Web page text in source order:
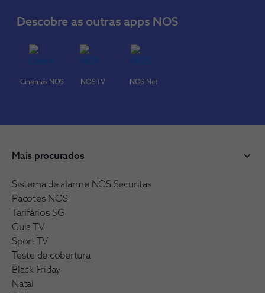
Descobre as outras apps NOS
Cinemas NOS NOS TV NOS Net
Mais procurados
Sistema de alarme NOS Securitas
Pacotes NOS
Tarifários 5G
Guia TV
Sport TV
Teste de cobertura
Black Friday
Natal